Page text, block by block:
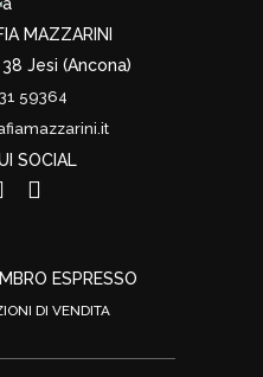
MAZZARINI
Jesi (Ancona)
59364
SOCIAL
ESPRESSO
DI VENDITA